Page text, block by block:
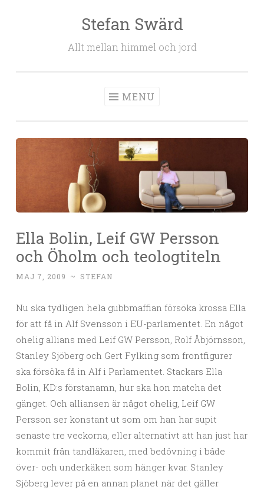
Stefan Swärd
Allt mellan himmel och jord
MENU
Ella Bolin, Leif GW Persson
och Öholm och teologtiteln
MAJ 7, 2009 ~ STEFAN
Nu ska tydligen hela gubbmaffian försöka krossa Ella
för att få in Alf Svensson i EU-parlamentet. En något
ohelig allians med Leif GW Persson, Rolf Åbjörnsson,
Stanley Sjöberg och Gert Fylking som frontfigurer
ska försöka få in Alf i Parlamentet. Stackars Ella
Bolin, KD:s förstanamn, hur ska hon matcha det
gänget. Och alliansen är något ohelig, Leif GW
Persson ser konstant ut som om han har supit
senaste tre veckorna, eller alternativt att han just har
kommit från tandläkaren, med bedövning i både
över- och underkäken som hänger kvar. Stanley
Sjöberg lever på en annan planet när det gäller